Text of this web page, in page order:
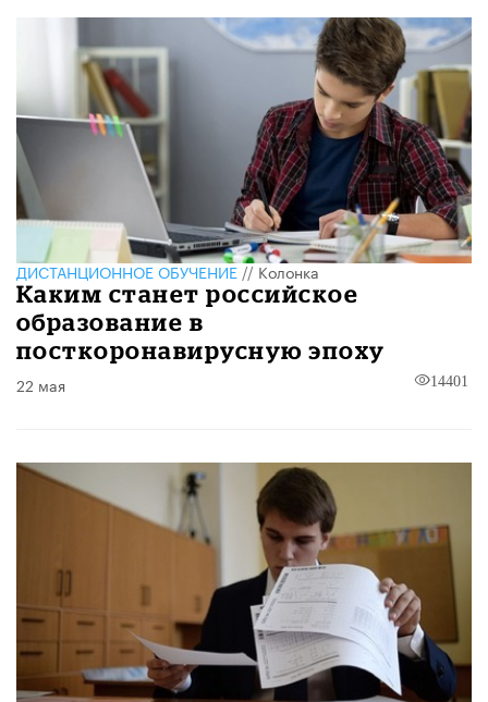
ДИСТАНЦИОННОЕ ОБУЧЕНИЕ//Колонка
Каким станет российское
образование в
посткоронавирусную эпоху
22 мая 14401